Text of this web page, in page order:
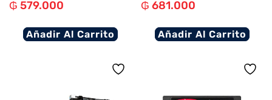
₲ 579.000
Añadir Al Carrito
₲ 681.000
Añadir Al Carrito